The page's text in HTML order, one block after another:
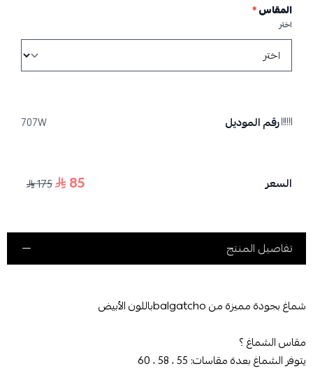
المقاس*
اختر
رقم الموديل 707W
السعر 85
175
تفاصيل المنتج
شماغ بجودة مميزة من balgatchoباللون الأبيض
مقاس الشماغ ؟
يتوفر الشماغ بعدة مقاسات: 55 ، 58 ، 60